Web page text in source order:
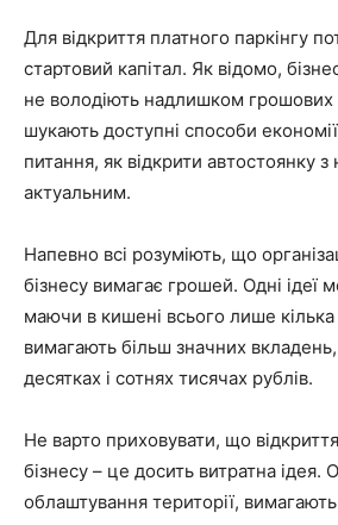
Для відкриття платного паркінгу
стартовий капітал. Як відомо,
не володіють надлишком грошових
шукають доступні способи
питання, як відкрити автостоянку
актуальним.
Напевно всі розуміють, що
бізнесу вимагає грошей. Одні ідеї
маючи в кишені всього лише кілька
вимагають більш значних
десятках і сотнях тисячах рублів.
Не варто приховувати, що
бізнесу – це досить витратна ідея.
облаштування території,